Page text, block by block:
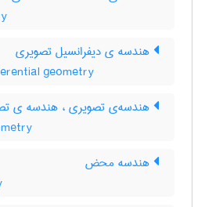
هندسه ی دیفرانسیل تصویری
geometry
هندسه‌ی تصویری ، هندسه ی
هندسه محض